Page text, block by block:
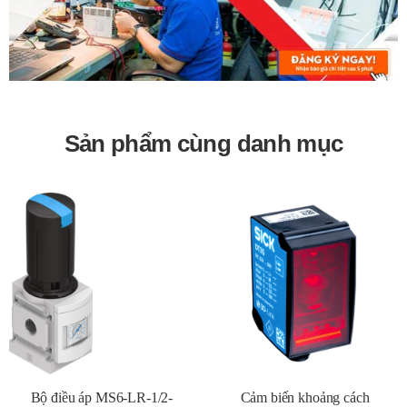
thống công nghiệp.
Bảo hành 12 tháng
Sản phẩm cùng danh mục
Bộ điều áp MS6-LR-1/2- Cảm biến khoảng cách